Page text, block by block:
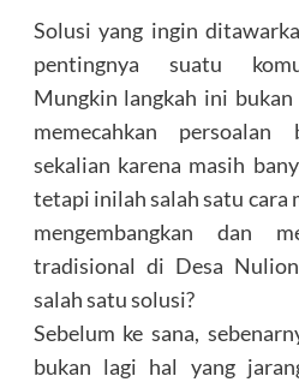
Solusi yang ingin
pentingnya suatu
Mungkin langkah ini
memecahkan
sekalian karena masih
tetapi inilah salah satu
mengembangkan dan
tradisional di Desa
salah satu solusi?
Sebelum ke sana,
bukan lagi hal yang